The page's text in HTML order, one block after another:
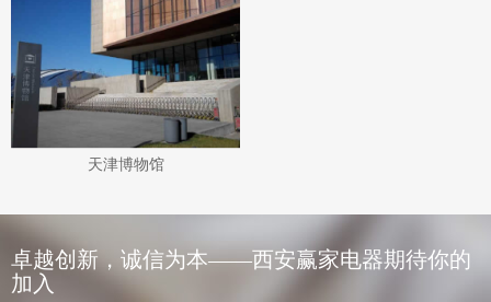
天津博物馆
卓越创新，诚信为本——西安赢家电器期待你的
加入